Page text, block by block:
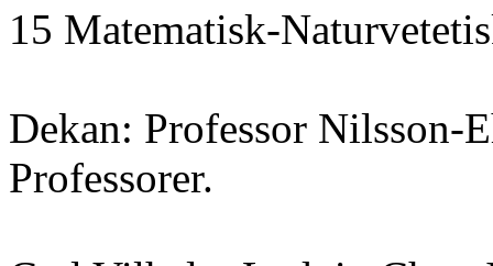
15 Matematisk-
Dekan: Professor Nilsson-
Professorer.